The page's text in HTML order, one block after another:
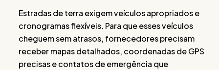
Estradas de terra exigem veículos apropriados e
cronogramas flexíveis. Para que esses veículos
cheguem sem atrasos, fornecedores precisam
receber mapas detalhados, coordenadas de GPS
precisas e contatos de emergência que